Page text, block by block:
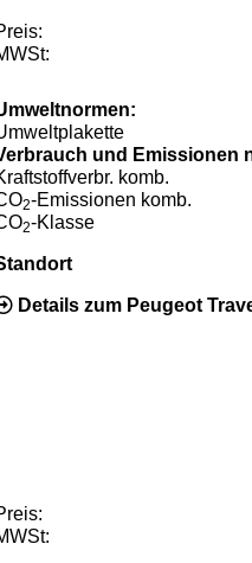
und Emissionen
komb.
2-Emissionen komb.
2-Klasse
Details zum Peugeot